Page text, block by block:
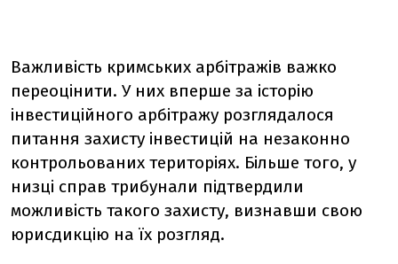
Важливість кримських арбітражів важко
переоцінити. У них вперше за історію
інвестиційного арбітражу розглядалося
питання захисту інвестицій на незаконно
контрольованих територіях. Більше того, у
низці справ трибунали підтвердили
можливість такого захисту, визнавши свою
юрисдикцію на їх розгляд.